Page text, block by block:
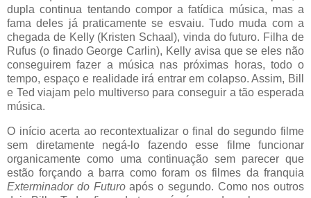
dupla continua tentando compor a fatídica música, mas a
fama deles já praticamente se esvaiu. Tudo muda com a
chegada de Kelly (Kristen Schaal), vinda do futuro. Filha de
Rufus (o finado George Carlin), Kelly avisa que se eles não
conseguirem fazer a música nas próximas horas, todo o
tempo, espaço e realidade irá entrar em colapso. Assim, Bill
e Ted viajam pelo multiverso para conseguir a tão esperada
música.
O início acerta ao recontextualizar o final do segundo filme
sem diretamente negá-lo fazendo esse filme funcionar
organicamente como uma continuação sem parecer que
estão forçando a barra como foram os filmes da franquia
Exterminador do Futuroapós o segundo. Como nos outros